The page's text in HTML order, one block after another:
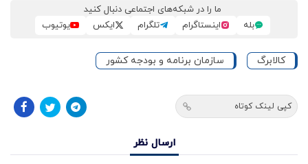
ما را در شبکه‌های اجتماعی دنبال کنید
بله
اینستاگرام تلگرام ایکس یوتیوب
کالابرگ سازمان برنامه و بودجه کشور
کپی لینک کوتاه
ارسال نظر